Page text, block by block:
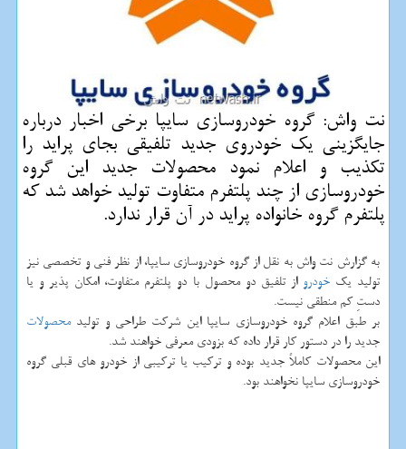
نت واش: گروه خودروسازی سایپا برخی اخبار درباره
جایگزینی یك خودروی جدید تلفیقی بجای پراید را
تكذیب و اعلام نمود محصولات جدید این گروه
خودروسازی از چند پلتفرم متفاوت تولید خواهد شد كه
پلتفرم گروه خانواده پراید در آن قرار ندارد.
به گزارش نت واش به نقل از گروه خودروسازی سایپا، از نظر فنی و تخصصی نیز
تولید یكخودرو از تلفیق دو محصول با دو پلتفرم متفاوت، امكان پذیر و یا
دستِ كم منطقی نیست.
بر طبق اعلام گروه خودروسازی سایپا این شركت طراحی و تولیدمحصولات
جدید را در دستور كار قرار داده كه بزودی معرفی خواهند شد.
این محصولات كاملاً جدید بوده و تركیب یا تركیبی از خودرو های قبلی گروه
خودروسازی سایپا نخواهند بود.